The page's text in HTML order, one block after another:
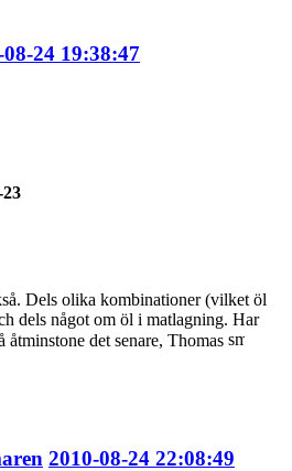
24 19:38:47
23
Dels olika kombinationer (vilket öl
dels något om öl i matlagning. Har
det senare, Thomas
2010-08-24 22:08:49